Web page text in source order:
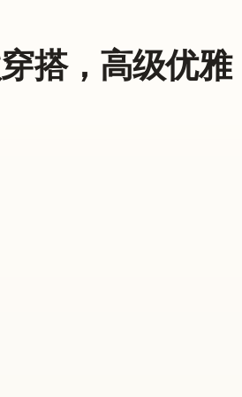
搭，高级优雅